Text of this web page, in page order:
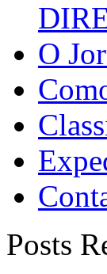
O
Posts